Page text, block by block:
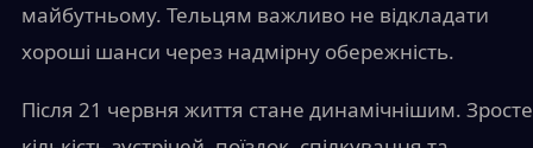
майбутньому. Тельцям важливо не відкладати
хороші шанси через надмірну обережність.
Після 21 червня життя стане динамічнішим. Зросте